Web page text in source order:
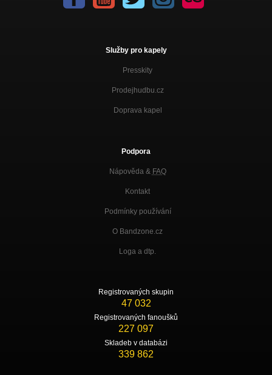
Služby pro kapely
Presskity
Prodejhudbu.cz
Doprava kapel
Podpora
Nápověda & FAQ
Kontakt
Podmínky používání
O Bandzone.cz
Loga a dtp.
Registrovaných skupin
47 032
Registrovaných fanoušků
227 097
Skladeb v databázi
339 862